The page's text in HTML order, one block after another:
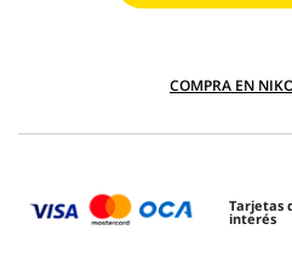
COMPRA EN
Tarjetas
interés